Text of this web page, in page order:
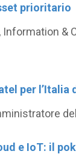
prioritario
&
per l’Italia
e IoT: il